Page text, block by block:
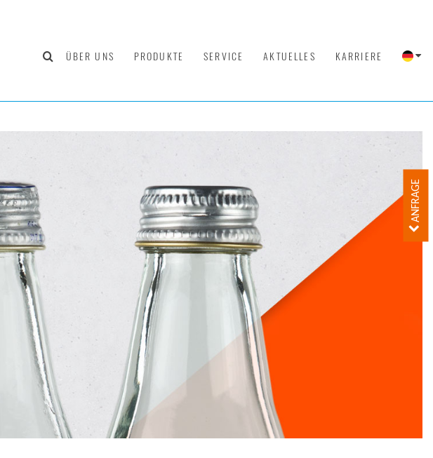
ÜBER UNS PRODUKTE SERVICE AKTUELLES KARRIERE
ANFRAGE